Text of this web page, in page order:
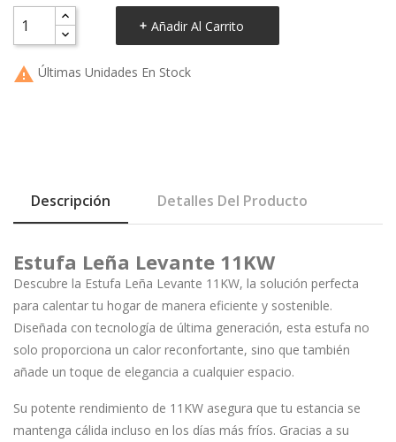
Añadir Al Carrito
 Últimas Unidades En Stock
Descripción Detalles Del Producto
Estufa Leña Levante 11KW
Descubre la Estufa Leña Levante 11KW, la solución perfecta
para calentar tu hogar de manera eficiente y sostenible.
Diseñada con tecnología de última generación, esta estufa no
solo proporciona un calor reconfortante, sino que también
añade un toque de elegancia a cualquier espacio.
Su potente rendimiento de 11KW asegura que tu estancia se
mantenga cálida incluso en los días más fríos. Gracias a su